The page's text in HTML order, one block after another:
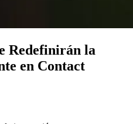
Redefinirán la
en Contact